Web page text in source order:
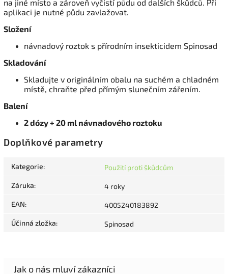
na jiné místo a zároveň vyčistí půdu od dalších škůdců. Při
aplikaci je nutné půdu zavlažovat.
Složení
návnadový roztok s přírodním insekticidem Spinosad
Skladování
Skladujte v originálním obalu na suchém a chladném
místě, chraňte před přímým slunečním zářením.
Balení
2 dózy + 20 ml návnadového roztoku
Doplňkové parametry
Kategorie: Použití proti škůdcům
Záruka: 4 roky
EAN: 4005240183892
Účinná zložka: Spinosad